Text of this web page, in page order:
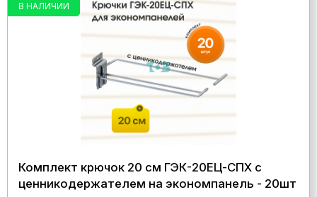
В НАЛИЧИИ
Комплект крючок 20 см ГЭК-20ЕЦ-СПХ с
ценникодержателем на экономпанель - 20шт